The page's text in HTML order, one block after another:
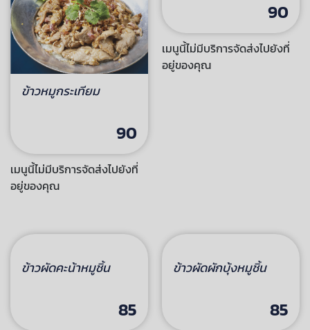
ข้าวหมูกระเทียม
90
เมนูนี้ไม่มีบริการจัดส่งไปยังที่
อยู่ของคุณ